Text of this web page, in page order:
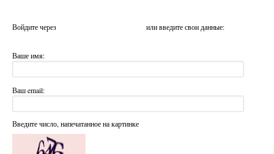
Войдите через или введите свои данные:
Ваше имя:
Ваш email:
Введите число, напечатанное на картинке